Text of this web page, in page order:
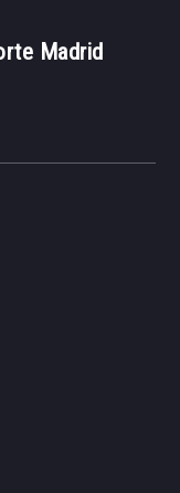
Madrid